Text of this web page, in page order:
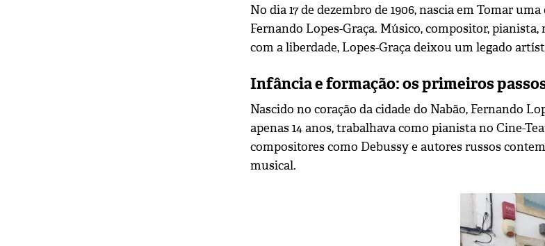
No dia 17 de dezembro de 1906, nascia em Tomar
Fernando Lopes-Graça. Músico, compositor,
com a liberdade, Lopes-Graça deixou um legado
Infância e formação: os primeiros
Nascido no coração da cidade do Nabão, Fernando
apenas 14 anos, trabalhava como pianista no Cine-
compositores como Debussy e autores russos
musical.